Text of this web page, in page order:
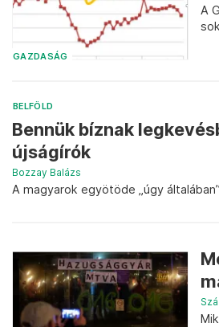
GAZDASÁG
A
BELFÖLD
Bennük bíznak
újságírók
Bozzay Balázs
A magyarok egyötöde „úgy